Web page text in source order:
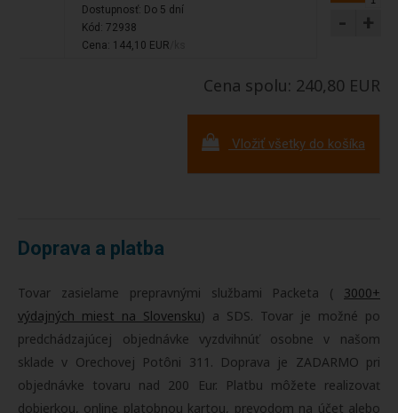
Dostupnosť: Do 5 dní
Kód: 72938
Cena: 144,10 EUR
- +
Cena spolu: 240,80 EUR
Vložiť všetky do košíka
Doprava a platba
Tovar zasielame prepravnými službami Packeta ( 3000+
výdajných miest na Slovensku) a SDS. Tovar je možné po
predchádzajúcej objednávke vyzdvihnúť osobne v našom
sklade v Orechovej Potôni 311. Doprava je ZADARMO pri
objednávke tovaru nad 200 Eur. Platbu môžete realizovať
dobierkou, online platobnou kartou, prevodom na účet alebo